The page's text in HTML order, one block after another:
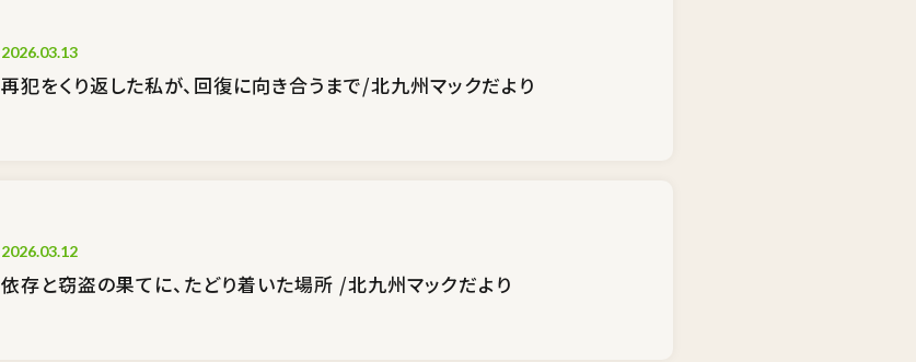
2026.03.13
再犯をくり返した私が、回復に向き合うまで/北九州マックだより
2026.03.12
依存と窃盗の果てに、たどり着いた場所 /北九州マックだより